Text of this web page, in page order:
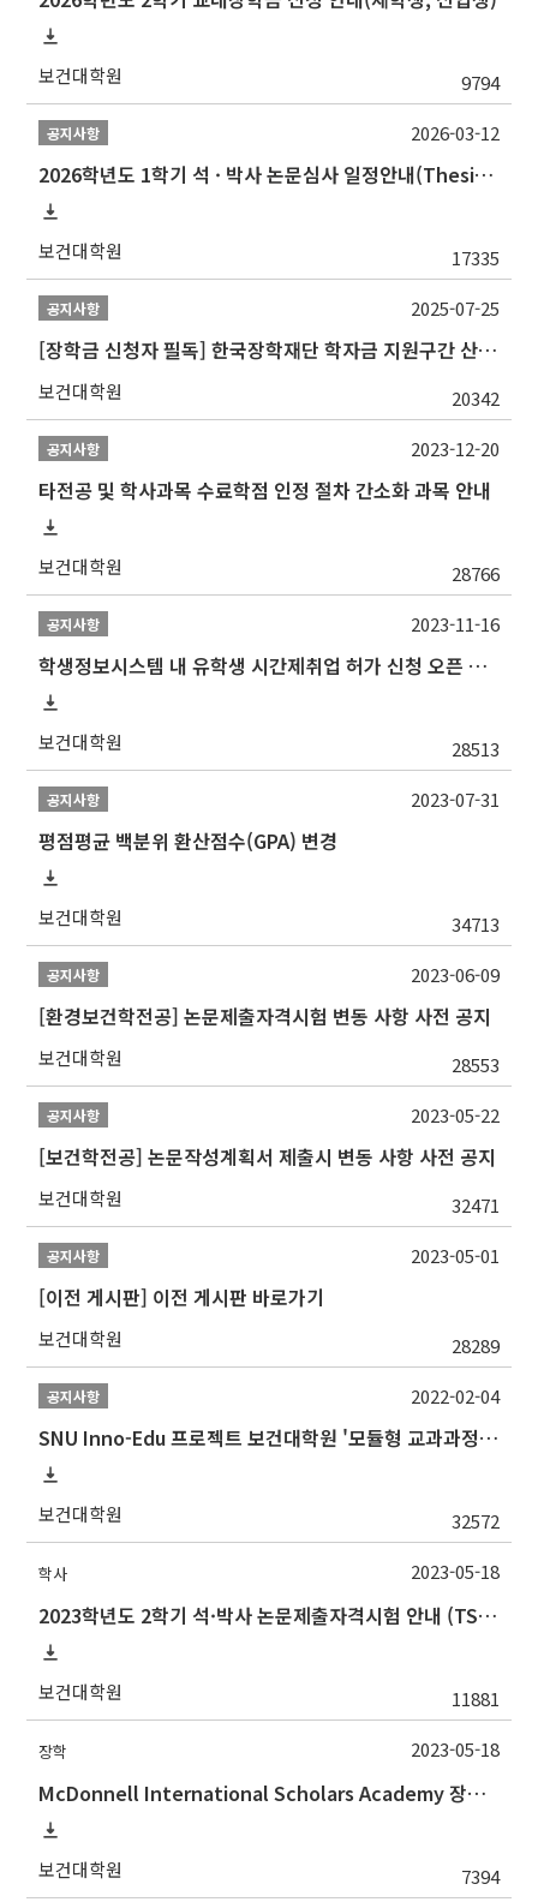
보건대학원 9794
공지사항
2026학년도 1학기 석 · 박사 논문심사 일정안내(Thesis Defense Schedules)
보건대학원 17335
2026-03-12
공지사항
[장학금 신청자 필독] 한국장학재단 학자금 지원구간 산정 권고
보건대학원 20342
2025-07-25
공지사항
타전공 및 학사과목 수료학점 인정 절차 간소화 과목 안내
보건대학원 28766
2023-12-20
공지사항
학생정보시스템 내 유학생 시간제취업 허가 신청 오픈 안내
보건대학원 28513
2023-11-16
공지사항
평점평균 백분위 환산점수(GPA) 변경
보건대학원 34713
2023-07-31
공지사항
[환경보건학전공] 논문제출자격시험 변동 사항 사전 공지
보건대학원 28553
2023-06-09
공지사항
[보건학전공] 논문작성계획서 제출시 변동 사항 사전 공지
보건대학원 32471
2023-05-22
공지사항
[이전 게시판] 이전 게시판 바로가기
보건대학원 28289
2023-05-01
공지사항
SNU Inno-Edu 프로젝트 보건대학원 '모듈형 교과과정' 안내(revised 2022/2/28)
보건대학원 32572
2022-02-04
학사
2023학년도 2학기 석·박사 논문제출자격시험 안내 (TSQ exam: Major and Korean for foreign students)
보건대학원 11881
2023-05-18
장학
McDonnell International Scholars Academy 장학프로그램 설명회
보건대학원 7394
2023-05-18